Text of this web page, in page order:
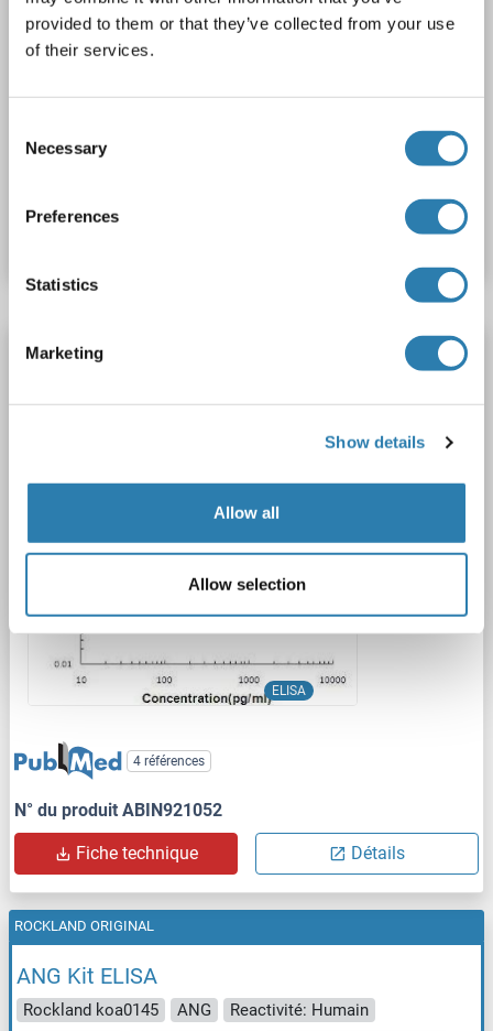
provided to them or that they’ve collected from your use
of their services.
Selection
Necessary
Preferences
Statistics
Marketing
Show details
Allow all
Allow selection
ANG Kit ELISA
Cell Culture Supernatant, Plasma (EDTA), Plasma (heparin), Serum
ELISA
4 références
N° du produit ABIN921052
Fiche technique Détails
ANG Kit ELISA
Rockland koa0145 ANG
Reactivité: Humain
ROCKLAND ORIGINAL